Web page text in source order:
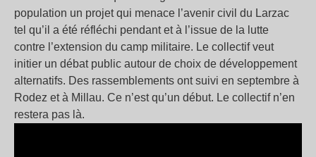
population un projet qui menace l’avenir civil du Larzac
tel qu’il a été réfléchi pendant et à l’issue de la lutte
contre l’extension du camp militaire. Le collectif veut
initier un débat public autour de choix de développement
alternatifs. Des rassemblements ont suivi en septembre à
Rodez et à Millau. Ce n’est qu’un début. Le collectif n’en
restera pas là.